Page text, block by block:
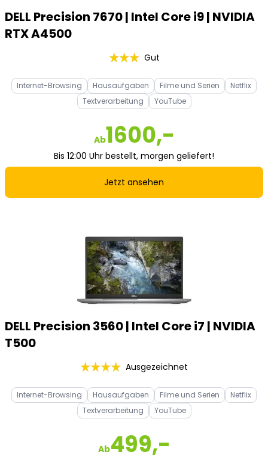
DELL Precision 7670 | Intel Core i9 | NVIDIA
RTX A4500
Gut
Internet-Browsing Hausaufgaben Filme und Serien
Netflix
Textverarbeitung
YouTube
Ab1600,-
Bis 12:00 Uhr bestellt, morgen geliefert!
Jetzt ansehen
DELL Precision 3560 | Intel Core i7 | NVIDIA
T500
Ausgezeichnet
Internet-Browsing Hausaufgaben Filme und Serien
Netflix
Textverarbeitung
YouTube
Ab499,-